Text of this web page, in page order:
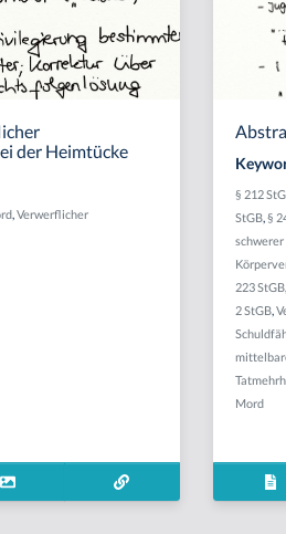
der Heimtücke
,Verwerflicher
§ 212
StGB,§
223 StGB,
2 StGB,
Mord